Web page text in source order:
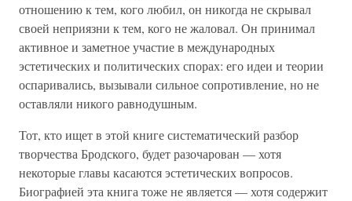
отношению к тем, кого любил, он никогда не скрывал
своей неприязни к тем, кого не жаловал. Он принимал
активное и заметное участие в международных
эстетических и политических спорах: его идеи и теории
оспаривались, вызывали сильное сопротивление, но не
оставляли никого равнодушным.
Тот, кто ищет в этой книге систематический разбор
творчества Бродского, будет разочарован — хотя
некоторые главы касаются эстетических вопросов.
Биографией эта книга тоже не является — хотя содержит